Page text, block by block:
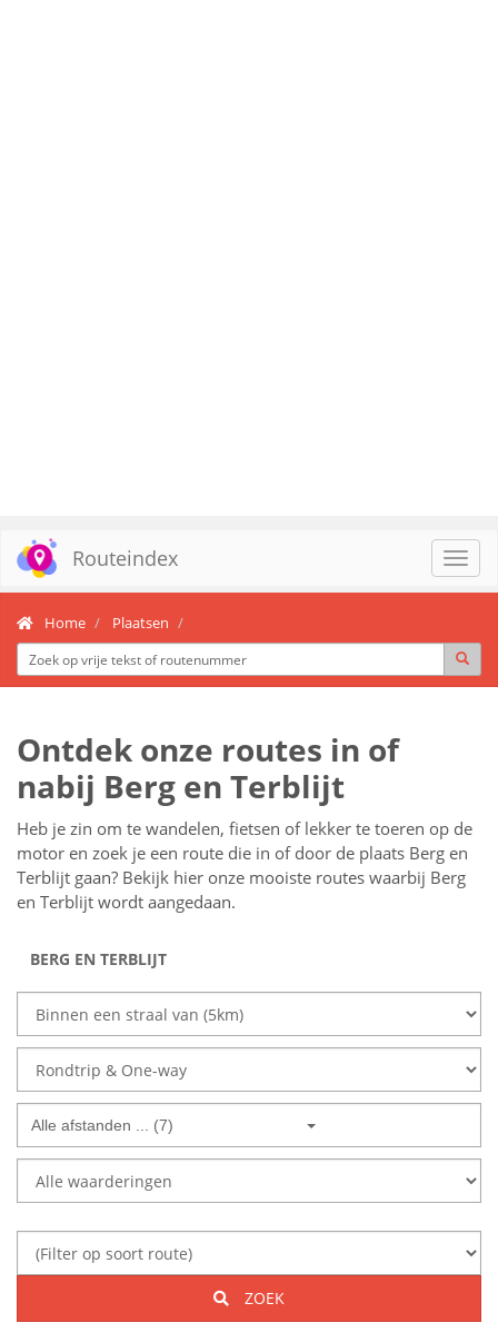
Routeindex
Home Plaatsen
Ontdek onze routes in of
nabij Berg en Terblijt
Heb je zin om te wandelen, fietsen of lekker te toeren op de
motor en zoek je een route die in of door de plaats Berg en
Terblijt gaan? Bekijk hier onze mooiste routes waarbij Berg
en Terblijt wordt aangedaan.
Alle afstanden ... (7)
ZOEK